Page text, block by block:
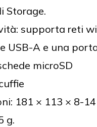
Storage.
supporta reti
USB-A e una
microSD
181 × 113 × 8-
g.